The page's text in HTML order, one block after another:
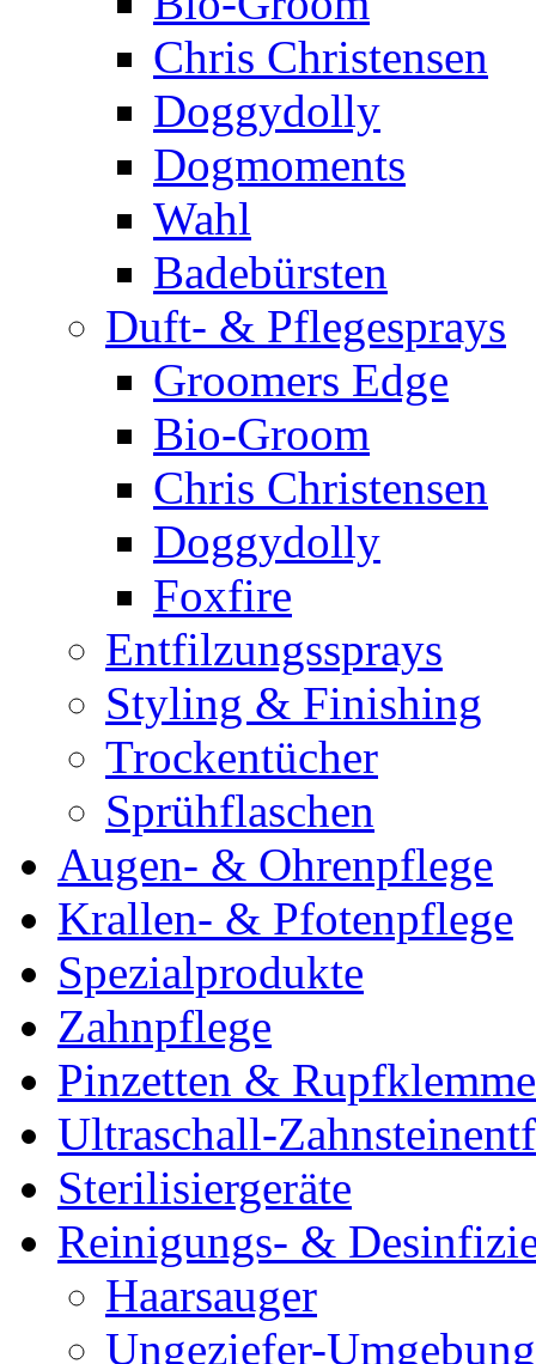
Chris Christensen
Doggydolly
Dogmoments
Wahl
Badebürsten
Duft- & Pflegesprays
Groomers Edge
Bio-Groom
Chris Christensen
Doggydolly
Foxfire
Entfilzungssprays
Styling & Finishing
Trockentücher
Sprühflaschen
Augen- & Ohrenpflege
Krallen- & Pfotenpflege
Spezialprodukte
Zahnpflege
Pinzetten &
Ultraschall-
Sterilisiergeräte
Reinigungs- &
Haarsauger
Ungeziefer-